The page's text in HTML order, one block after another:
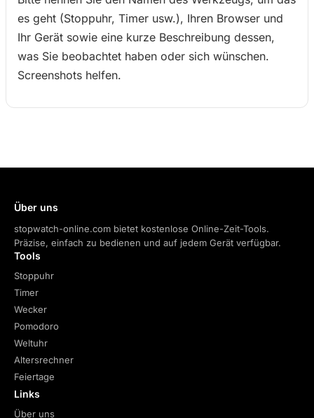
es geht (Stoppuhr, Timer usw.), Ihren Browser und
Ihr Gerät sowie eine kurze Beschreibung dessen,
was Sie beobachtet haben oder sich wünschen.
Screenshots helfen.
Über uns
stopwatch-online.com bietet kostenlose Online-Zeit-Tools.
Präzise, einfach zu bedienen und auf jedem Gerät verfügbar.
Tools
Stoppuhr
Timer
Wecker
Pomodoro
Weltuhr
Altersrechner
Feiertage
Links
Über uns